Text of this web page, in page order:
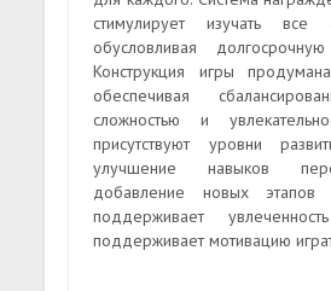
стимулирует изучать все
обусловливая долгосрочную
Конструкция игры
обеспечивая
сложностью и
присутствуют уровни
улучшение навыков
добавление новых
поддерживает
поддерживает мотивацию